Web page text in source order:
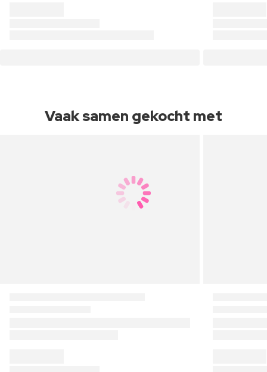
Vaak samen gekocht met